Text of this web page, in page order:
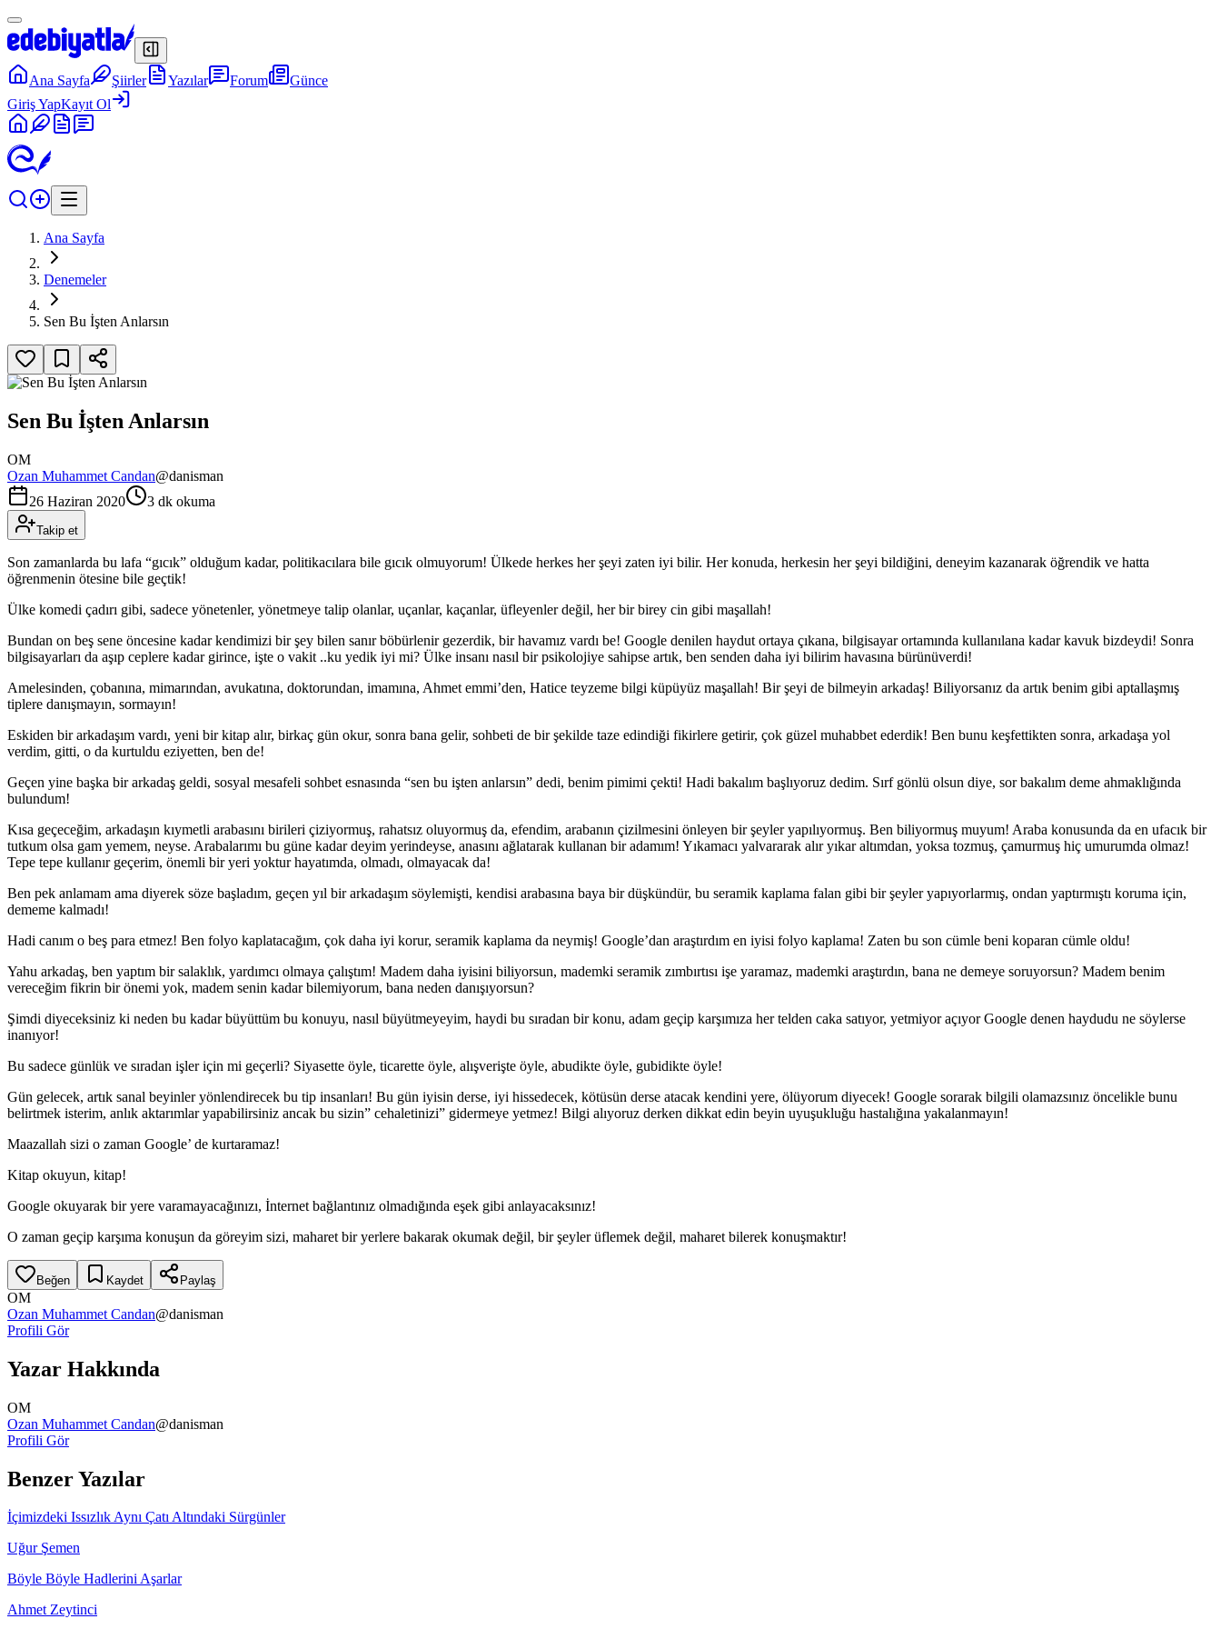
Ana Sayfa Şiirler Yazılar Forum
Günce
Giriş YapKayıt Ol
Ana Sayfa
Denemeler
Sen Bu İşten Anlarsın
Sen Bu İşten Anlarsın
OM
Ozan Muhammet Candan@danisman
26 Haziran 2020
3 dk okuma
Takip et
Son zamanlarda bu lafa “gıcık” olduğum kadar, politikacılara bile gıcık olmuyorum! Ülkede herkes her şeyi zaten iyi bilir. Her konuda, herkesin her şeyi bildiğini, deneyim kazanarak öğrendik ve hatta
öğrenmenin ötesine bile geçtik!
Ülke komedi çadırı gibi, sadece yönetenler, yönetmeye talip olanlar, uçanlar, kaçanlar, üfleyenler değil, her bir birey cin gibi maşallah!
Bundan on beş sene öncesine kadar kendimizi bir şey bilen sanır böbürlenir gezerdik, bir havamız vardı be! Google denilen haydut ortaya çıkana, bilgisayar ortamında kullanılana kadar kavuk bizdeydi! Sonra
bilgisayarları da aşıp ceplere kadar girince, işte o vakit ..ku yedik iyi mi? Ülke insanı nasıl bir psikolojiye sahipse artık, ben senden daha iyi bilirim havasına bürünüverdi!
Amelesinden, çobanına, mimarından, avukatına, doktorundan, imamına, Ahmet emmi’den, Hatice teyzeme bilgi küpüyüz maşallah! Bir şeyi de bilmeyin arkadaş! Biliyorsanız da artık benim gibi aptallaşmış
tiplere danışmayın, sormayın!
Eskiden bir arkadaşım vardı, yeni bir kitap alır, birkaç gün okur, sonra bana gelir, sohbeti de bir şekilde taze edindiği fikirlere getirir, çok güzel muhabbet ederdik! Ben bunu keşfettikten sonra, arkadaşa yol
verdim, gitti, o da kurtuldu eziyetten, ben de!
Geçen yine başka bir arkadaş geldi, sosyal mesafeli sohbet esnasında “sen bu işten anlarsın” dedi, benim pimimi çekti! Hadi bakalım başlıyoruz dedim. Sırf gönlü olsun diye, sor bakalım deme ahmaklığında
bulundum!
Kısa geçeceğim, arkadaşın kıymetli arabasını birileri çiziyormuş, rahatsız oluyormuş da, efendim, arabanın çizilmesini önleyen bir şeyler yapılıyormuş. Ben biliyormuş muyum! Araba konusunda da en ufacık bir
tutkum olsa gam yemem, neyse. Arabalarımı bu güne kadar deyim yerindeyse, anasını ağlatarak kullanan bir adamım! Yıkamacı yalvararak alır yıkar altımdan, yoksa tozmuş, çamurmuş hiç umurumda olmaz!
Tepe tepe kullanır geçerim, önemli bir yeri yoktur hayatımda, olmadı, olmayacak da!
Ben pek anlamam ama diyerek söze başladım, geçen yıl bir arkadaşım söylemişti, kendisi arabasına baya bir düşkündür, bu seramik kaplama falan gibi bir şeyler yapıyorlarmış, ondan yaptırmıştı koruma için,
dememe kalmadı!
Hadi canım o beş para etmez! Ben folyo kaplatacağım, çok daha iyi korur, seramik kaplama da neymiş! Google’dan araştırdım en iyisi folyo kaplama! Zaten bu son cümle beni koparan cümle oldu!
Yahu arkadaş, ben yaptım bir salaklık, yardımcı olmaya çalıştım! Madem daha iyisini biliyorsun, mademki seramik zımbırtısı işe yaramaz, mademki araştırdın, bana ne demeye soruyorsun? Madem benim
vereceğim fikrin bir önemi yok, madem senin kadar bilemiyorum, bana neden danışıyorsun?
Şimdi diyeceksiniz ki neden bu kadar büyüttüm bu konuyu, nasıl büyütmeyeyim, haydi bu sıradan bir konu, adam geçip karşımıza her telden caka satıyor, yetmiyor açıyor Google denen haydudu ne söylerse
inanıyor!
Bu sadece günlük ve sıradan işler için mi geçerli? Siyasette öyle, ticarette öyle, alışverişte öyle, abudikte öyle, gubidikte öyle!
Gün gelecek, artık sanal beyinler yönlendirecek bu tip insanları! Bu gün iyisin derse, iyi hissedecek, kötüsün derse atacak kendini yere, ölüyorum diyecek! Google sorarak bilgili olamazsınız öncelikle bunu
belirtmek isterim, anlık aktarımlar yapabilirsiniz ancak bu sizin” cehaletinizi” gidermeye yetmez! Bilgi alıyoruz derken dikkat edin beyin uyuşukluğu hastalığına yakalanmayın!
Maazallah sizi o zaman Google’ de kurtaramaz!
Kitap okuyun, kitap!
Google okuyarak bir yere varamayacağınızı, İnternet bağlantınız olmadığında eşek gibi anlayacaksınız!
O zaman geçip karşıma konuşun da göreyim sizi, maharet bir yerlere bakarak okumak değil, bir şeyler üflemek değil, maharet bilerek konuşmaktır!
Beğen Kaydet Paylaş
OM
Ozan Muhammet Candan@danisman
Profili Gör
Yazar Hakkında
OM
Ozan Muhammet Candan@danisman
Profili Gör
Benzer Yazılar
İçimizdeki Issızlık Aynı Çatı Altındaki Sürgünler
Uğur Şemen
Böyle Böyle Hadlerini Aşarlar
Ahmet Zeytinci